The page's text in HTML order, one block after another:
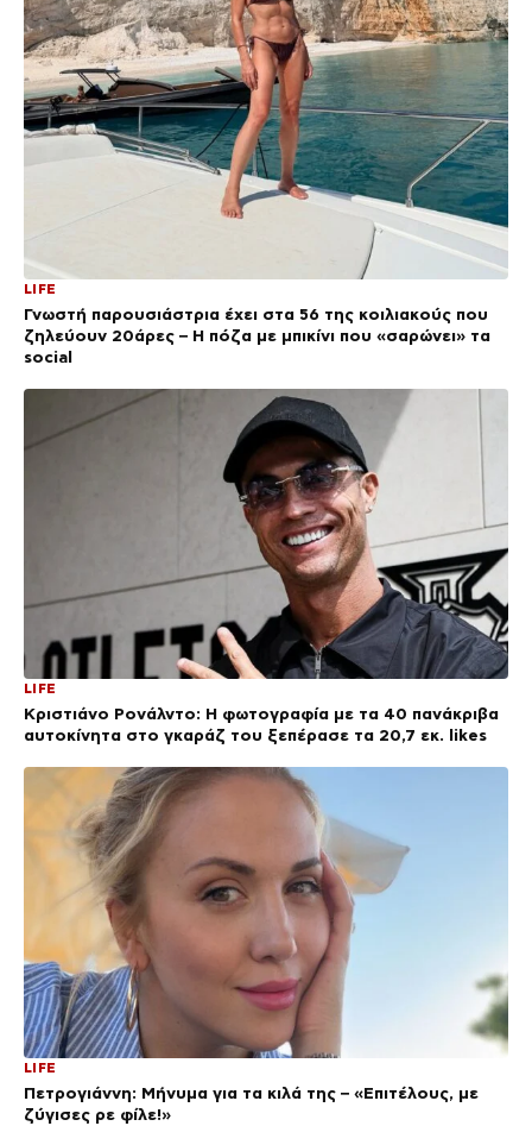
LIFE
Γνωστή παρουσιάστρια έχει στα 56 της κοιλιακούς που
ζηλεύουν 20άρες – Η πόζα με μπικίνι που «σαρώνει» τα
social
LIFE
Κριστιάνο Ρονάλντο: Η φωτογραφία με τα 40 πανάκριβα
αυτοκίνητα στο γκαράζ του ξεπέρασε τα 20,7 εκ. likes
LIFE
Πετρογιάννη: Μήνυμα για τα κιλά της – «Επιτέλους, με
ζύγισες ρε φίλε!»